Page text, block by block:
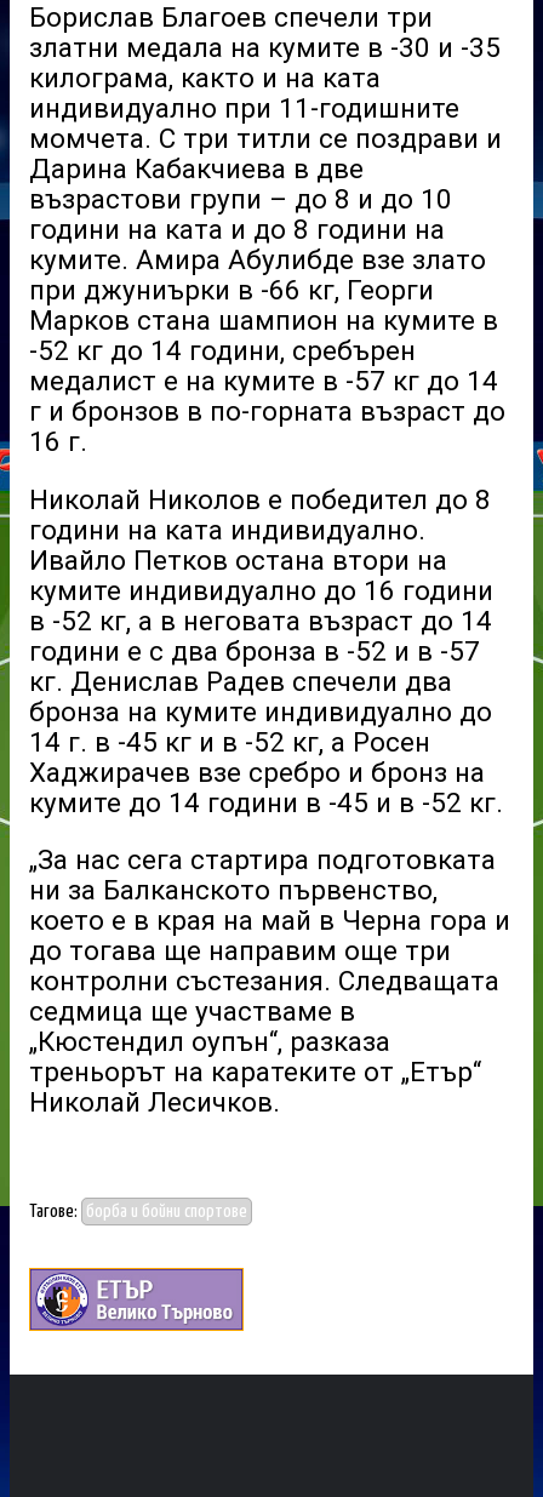
Борислав Благоев спечели три
златни медала на кумите в -30 и -35
килограма, както и на ката
индивидуално при 11-годишните
момчета. С три титли се поздрави и
Дарина Кабакчиева в две
възрастови групи – до 8 и до 10
години на ката и до 8 години на
кумите. Амира Абулибде взе злато
при джуниърки в -66 кг, Георги
Марков стана шампион на кумите в
-52 кг до 14 години, сребърен
медалист е на кумите в -57 кг до 14
г и бронзов в по-горната възраст до
16 г.
Николай Николов е победител до 8
години на ката индивидуално.
Ивайло Петков остана втори на
кумите индивидуално до 16 години
в -52 кг, а в неговата възраст до 14
години е с два бронза в -52 и в -57
кг. Денислав Радев спечели два
бронза на кумите индивидуално до
14 г. в -45 кг и в -52 кг, а Росен
Хаджирачев взе сребро и бронз на
кумите до 14 години в -45 и в -52 кг.
„За нас сега стартира подготовката
ни за Балканското първенство,
което е в края на май в Черна гора и
до тогава ще направим още три
контролни състезания. Следващата
седмица ще участваме в
„Кюстендил оупън“, разказа
треньорът на каратеките от „Етър“
Николай Лесичков.
Тагове: борба и бойни спортове